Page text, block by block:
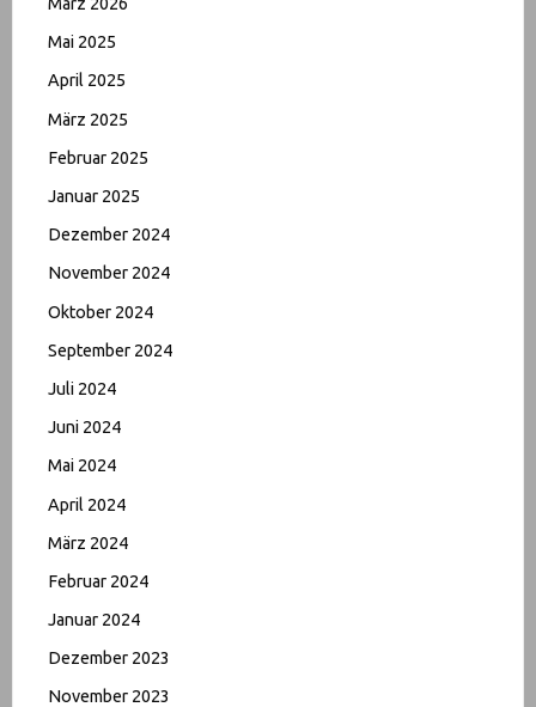
Mai 2025
April 2025
März 2025
Februar 2025
Januar 2025
Dezember 2024
November 2024
Oktober 2024
September 2024
Juli 2024
Juni 2024
Mai 2024
April 2024
März 2024
Februar 2024
Januar 2024
Dezember 2023
November 2023